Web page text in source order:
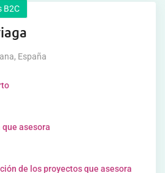
B2C
, España
asesora
de los proyectos que asesora